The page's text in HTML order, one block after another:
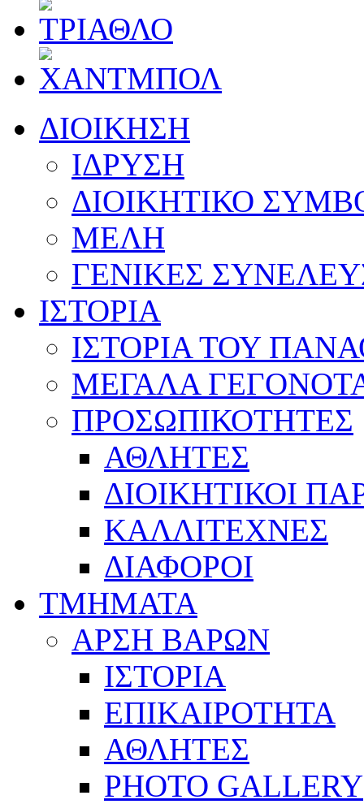
ΔΙΟΙΚΗΣΗ
ΙΔΡΥΣΗ
ΔΙΟΙΚΗΤΙΚΟ
ΜΕΛΗ
ΓΕΝΙΚΕΣ
ΙΣΤΟΡΙΑ
ΙΣΤΟΡΙΑ ΤΟΥ
ΜΕΓΑΛΑ
ΠΡΟΣΩΠΙΚΟΤΗΤΕΣ
ΑΘΛΗΤΕΣ
ΔΙΟΙΚΗΤΙΚΟΙ
ΚΑΛΛΙΤΕΧΝΕΣ
ΔΙΑΦΟΡΟΙ
ΤΜΗΜΑΤΑ
ΑΡΣΗ ΒΑΡΩΝ
ΙΣΤΟΡΙΑ
ΕΠΙΚΑΙΡΟΤΗΤΑ
ΑΘΛΗΤΕΣ
PHOTO GALLERY